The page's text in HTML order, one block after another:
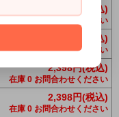
2,398円(税込)
在庫 0 お問合わせください
2,398円(税込)
在庫 0 お問合わせください
2,398円(税込)
在庫 0 お問合わせください
2,398円(税込)
在庫 0 お問合わせください